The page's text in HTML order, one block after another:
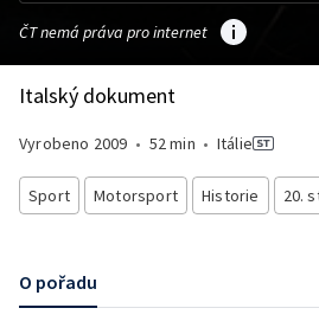
ČT nemá práva pro internet
Italský dokument
Vyrobeno 2009 • 52 min • Itálie
Sport Motorsport Historie 20.
O pořadu